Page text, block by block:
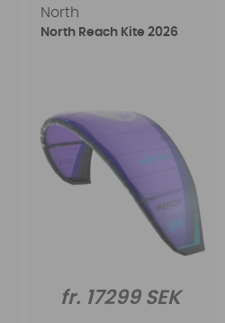
North
North Reach Kite 2026
fr. 17299 SEK